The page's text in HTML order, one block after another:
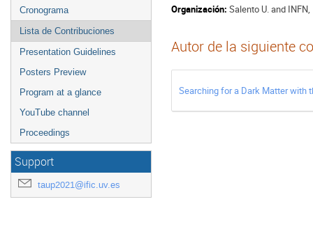
Cronograma
Lista de Contribuciones
Presentation Guidelines
Posters Preview
Program at a glance
YouTube channel
Proceedings
Support
taup2021@ific.uv.es
Organización: Salento U. and
Autor de la siguiente
Searching for a Dark Matter with